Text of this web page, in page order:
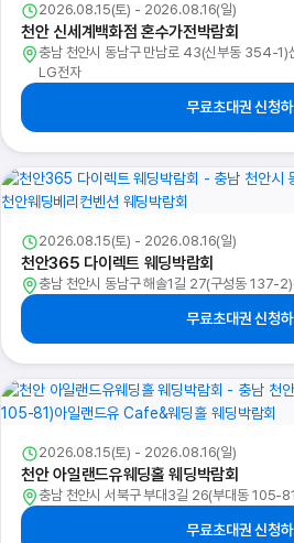
2026.08.15(토) - 2026.08.16(일)
천안 신세계백화점 혼수가전박람회
충남 천안시 동남구 만남로 43(신부동 354-1)
LG전자
무료초대권 신청하
2026.08.15(토) - 2026.08.16(일)
천안365 다이렉트 웨딩박람회
충남 천안시 동남구 해솔1길 27(구성동 137-2)
무료초대권 신청하
2026.08.15(토) - 2026.08.16(일)
천안 아일랜드유웨딩홀 웨딩박람회
충남 천안시 서북구 부대3길 26(부대동 105-
무료초대권 신청하